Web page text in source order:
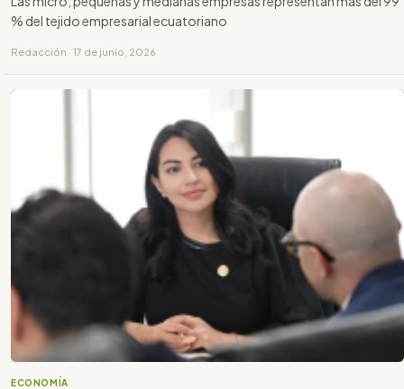
% del tejido empresarial ecuatoriano
Redacción · 17 de junio, 2026
ECONOMÍA